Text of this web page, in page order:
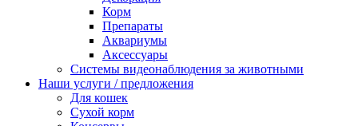
Корм
Препараты
Аквариумы
Аксессуары
Cистемы видеонаблюдения за животными
Наши услуги / предложения
Для кошек
Сухой корм